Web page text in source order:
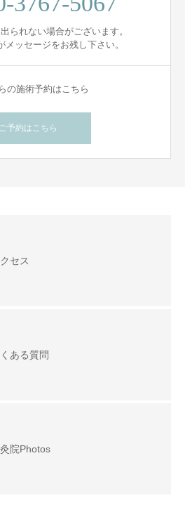
られない場合がございます。
ッセージをお残し下さい。
の施術予約はこちら
ご予約はこちら
セス
ある質問
院Photos